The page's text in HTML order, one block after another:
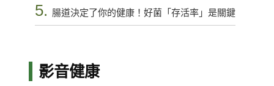
5. 腸道決定了你的健康！好菌「存活率」是關鍵
影音健康